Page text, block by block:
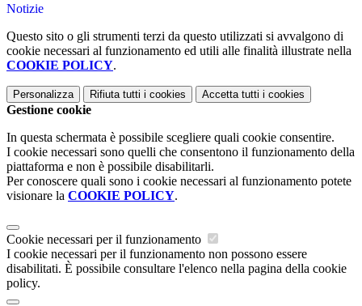
Notizie
Questo sito o gli strumenti terzi da questo utilizzati si avvalgono di
cookie necessari al funzionamento ed utili alle finalità illustrate nella
COOKIE POLICY.
Personalizza Rifiuta tutti i cookies Accetta tutti i cookies
Gestione cookie
In questa schermata è possibile scegliere quali cookie consentire.
I cookie necessari sono quelli che consentono il funzionamento della
piattaforma e non è possibile disabilitarli.
Per conoscere quali sono i cookie necessari al funzionamento potete
visionare la COOKIE POLICY.
Cookie necessari per il funzionamento
I cookie necessari per il funzionamento non possono essere
disabilitati. È possibile consultare l'elenco nella pagina della cookie
policy.